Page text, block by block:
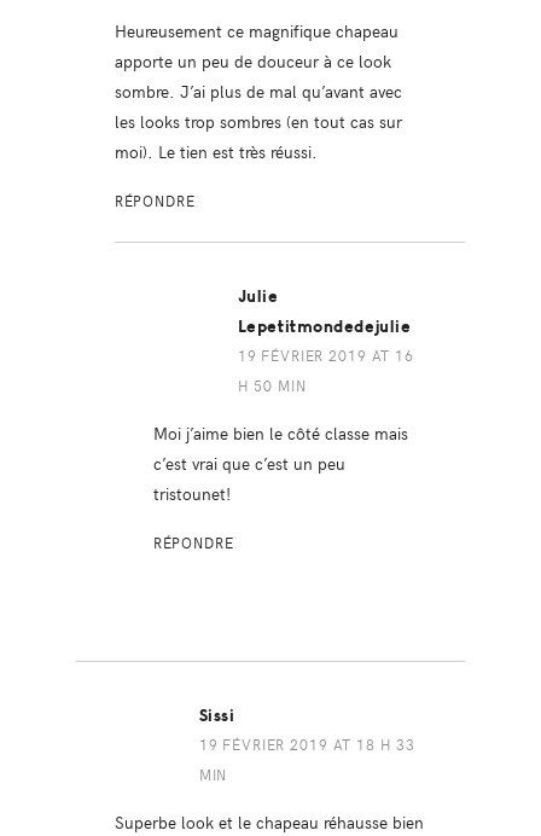
Heureusement ce magnifique chapeau
apporte un peu de douceur à ce look
sombre. J’ai plus de mal qu’avant avec
les looks trop sombres (en tout cas sur
moi). Le tien est très réussi.
RÉPONDRE
Julie
Lepetitmondedejulie
19 FÉVRIER 2019 AT 16
H 50 MIN
Moi j’aime bien le côté classe mais
c’est vrai que c’est un peu
tristounet!
RÉPONDRE
Sissi
19 FÉVRIER 2019 AT 18 H 33
MIN
Superbe look et le chapeau réhausse bien